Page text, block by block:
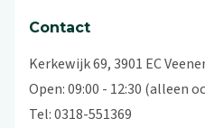
Contact
Kerkewijk 69, 3901 EC
Open: 09:00 - 12:30 (alleen
Tel: 0318-551369